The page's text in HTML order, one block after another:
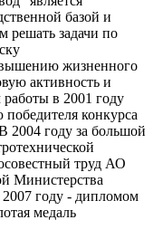
базой и
решать задачи по
жизненного
активность и
в 2001 году
конкурса
2004 году за большой
труд АО
Министерства
году - дипломом
медаль